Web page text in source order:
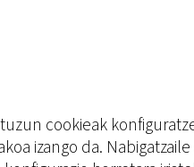
cookieak
izango da.